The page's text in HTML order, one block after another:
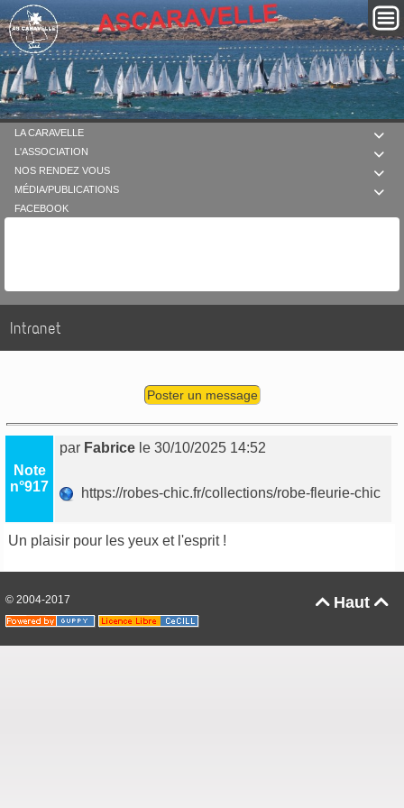

LA CARAVELLE

L'ASSOCIATION

NOS RENDEZ VOUS

MÉDIA/PUBLICATIONS
FACEBOOK
Intranet
Poster un message
Note
n°917
par Fabrice le 30/10/2025 14:52
https://robes-chic.fr/collections/robe-fleurie-chic
Un plaisir pour les yeux et l'esprit !
Haut 
© 2004-2017